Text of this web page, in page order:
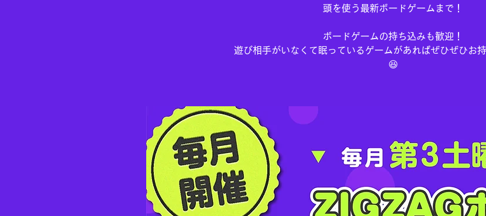
頭を使う最新ボードゲームまで！
ボードゲームの持ち込みも歓迎！
遊び相手がいなくて眠っているゲームがあればぜひぜひお
😆